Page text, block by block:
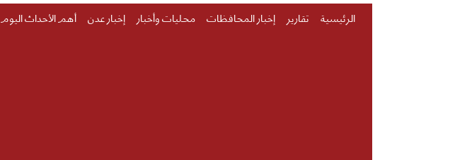
الرئيسية تقارير إخبار المحافظات محليات وأخبار إخبار عدن أهم الأحداث اليوم